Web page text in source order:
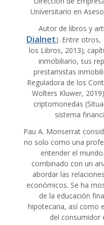
Universitario en
Autor de libros y
Dialnet). Entre otros,
los Libros, 2013);
inmobiliario, sus
prestamistas
Reguladora de los
Wolters Kluwer,
criptomonedas
sistema
Pau A. Monserrat
no solo como una
entender el
combinado con un
abordar las
económicos. Se ha
de la educación
hipotecaria, así como
del consumidor